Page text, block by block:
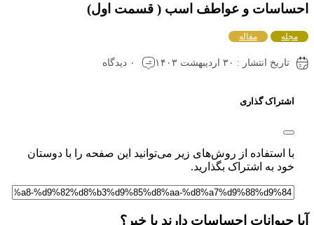
و عواطف اسب ( قسمت اول)
مجله مقاله
تاریخ انتشار : ۳۰ اردیبهشت ۱۴۰۳
اشتراک گذاری
با استفاده از روش‌های زیر می‌توانید این صفحه را با دوستان
خود به اشتراک بگذارید.
حیوانات احساسات دارند یا خیر؟